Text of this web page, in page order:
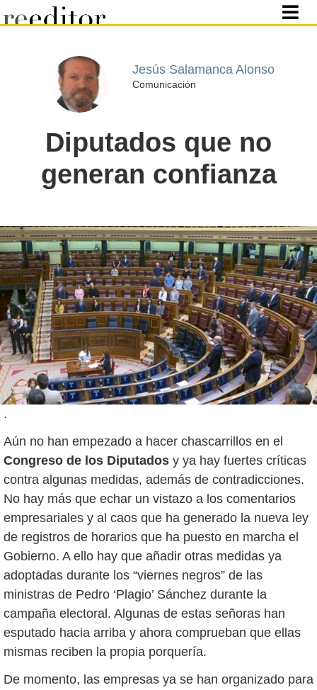
Jesús Salamanca Alonso
Comunicación
Diputados que no
generan confianza
.
Aún no han empezado a hacer chascarrillos en el
Congreso de los Diputados y ya hay fuertes críticas
contra algunas medidas, además de contradicciones.
No hay más que echar un vistazo a los comentarios
empresariales y al caos que ha generado la nueva ley
de registros de horarios que ha puesto en marcha el
Gobierno. A ello hay que añadir otras medidas ya
adoptadas durante los “viernes negros” de las
ministras de Pedro ‘Plagio’ Sánchez durante la
campaña electoral. Algunas de estas señoras han
esputado hacia arriba y ahora comprueban que ellas
mismas reciben la propia porquería.
De momento, las empresas ya se han organizado para